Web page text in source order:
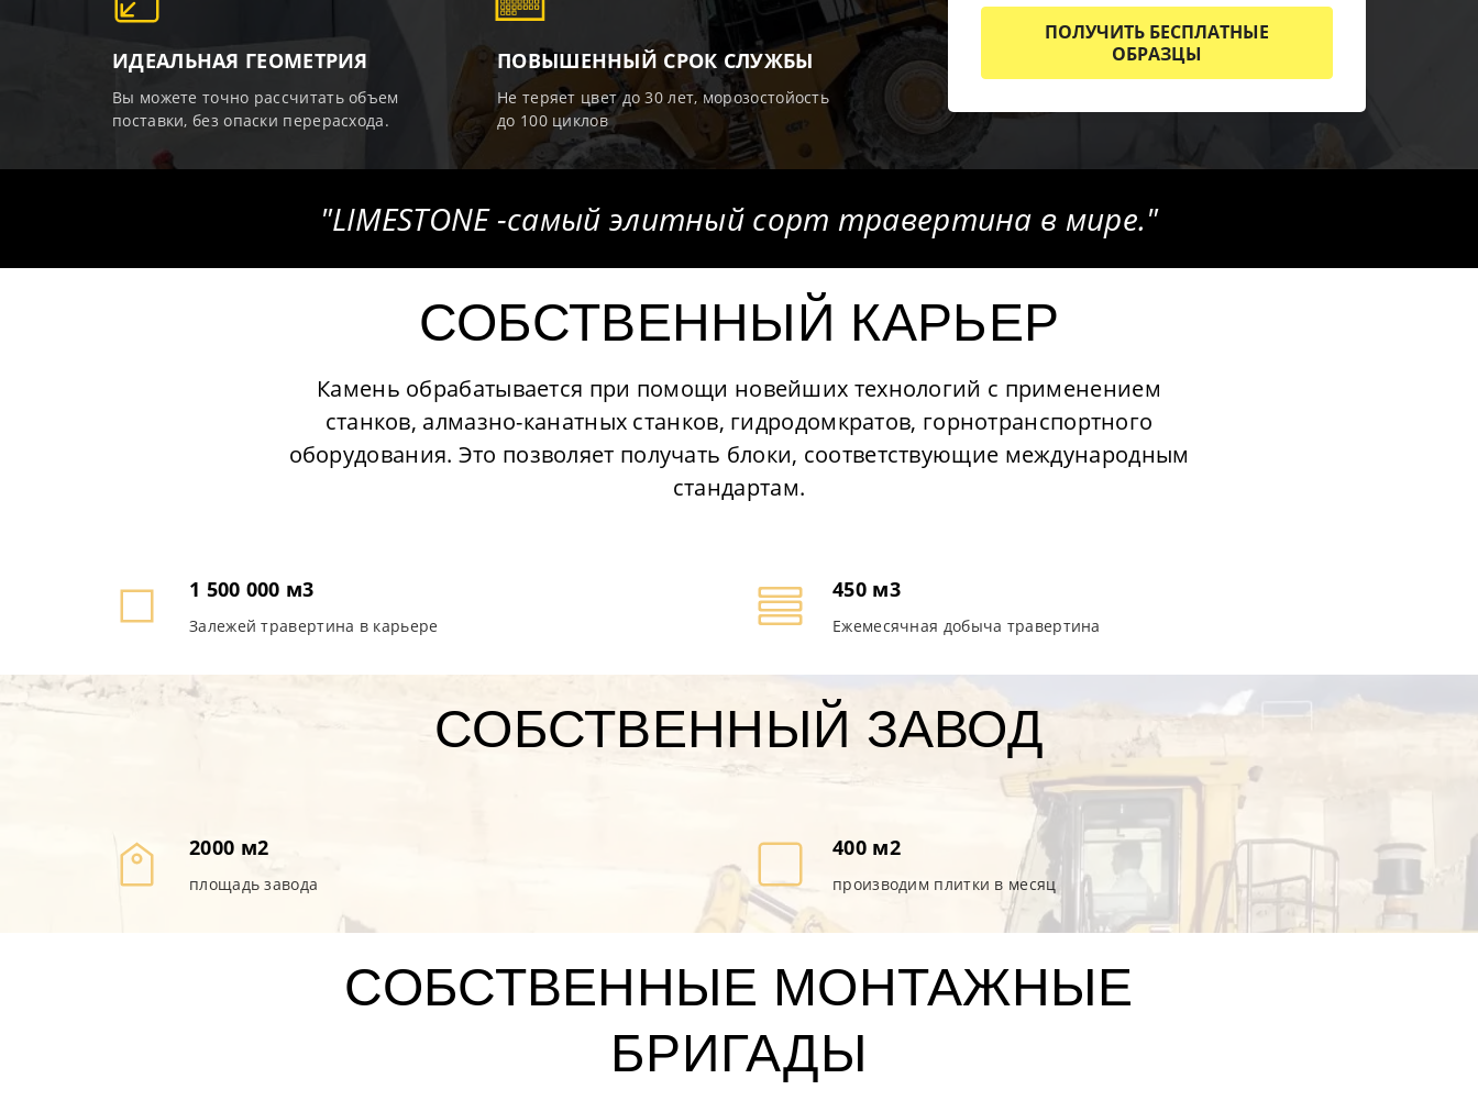
ИДЕАЛЬНАЯ ГЕОМЕТРИЯ
Вы можете точно рассчитать объем
поставки, без опаски перерасхода.
ПОВЫШЕННЫЙ СРОК СЛУЖБЫ
Не теряет цвет до 30 лет, морозостойость
до 100 циклов
ПОЛУЧИТЬ БЕСПЛАТНЫЕ
ОБРАЗЦЫ
"LIMESTONE -самый элитный сорт травертина в мире."
СОБСТВЕННЫЙ КАРЬЕР
Камень обрабатывается при помощи новейших технологий с применением
станков, алмазно-канатных станков, гидродомкратов, горнотранспортного
оборудования. Это позволяет получать блоки, соответствующие международным
стандартам.
1 500 000 м3
Залежей травертина в карьере
450 м3
Ежемесячная добыча травертина
СОБСТВЕННЫЙ ЗАВОД
2000 м2
площадь завода
400 м2
производим плитки в месяц
СОБСТВЕННЫЕ МОНТАЖНЫЕ
БРИГАДЫ